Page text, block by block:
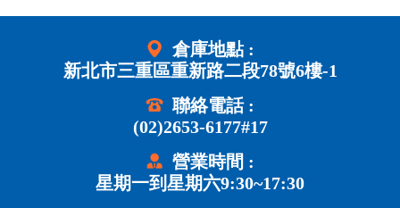
倉庫地點 :
新北市三重區重新路二段78號6樓-1
聯絡電話 :
(02)2653-6177#17
營業時間 :
星期一到星期六9:30~17:30